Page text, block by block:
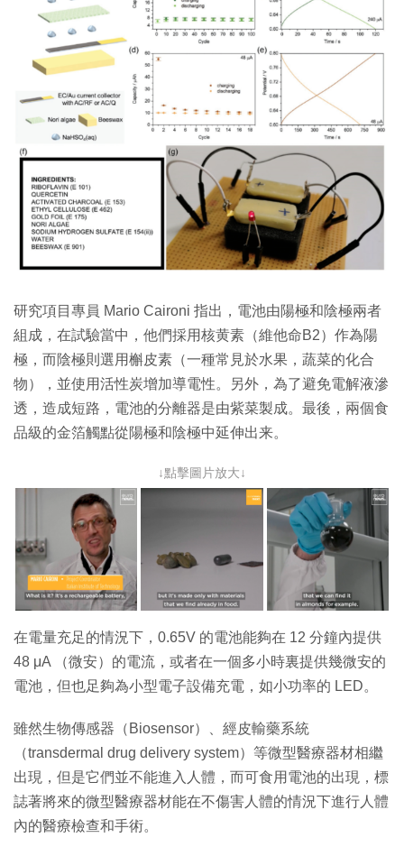
研究項目專員 Mario Caironi 指出，電池由陽極和陰極兩者
組成，在試驗當中，他們採用核黄素（維他命B2）作為陽
極，而陰極則選用槲皮素（一種常見於水果，蔬菜的化合
物），並使用活性炭增加導電性。另外，為了避免電解液滲
透，造成短路，電池的分離器是由紫菜製成。最後，兩個食
品級的金箔觸點從陽極和陰極中延伸出来。
↓點擊圖片放大↓
在電量充足的情況下，0.65V 的電池能夠在 12 分鐘內提供
48 μA （微安）的電流，或者在一個多小時裏提供幾微安的
電池，但也足夠為小型電子設備充電，如小功率的 LED。
雖然生物傳感器（Biosensor）、經皮輸藥系統
（transdermal drug delivery system）等微型醫療器材相繼
出現，但是它們並不能進入人體，而可食用電池的出現，標
誌著將來的微型醫療器材能在不傷害人體的情況下進行人體
內的醫療檢查和手術。